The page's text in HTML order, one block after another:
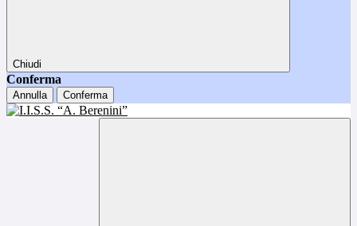
Chiudi
Conferma
Annulla Conferma